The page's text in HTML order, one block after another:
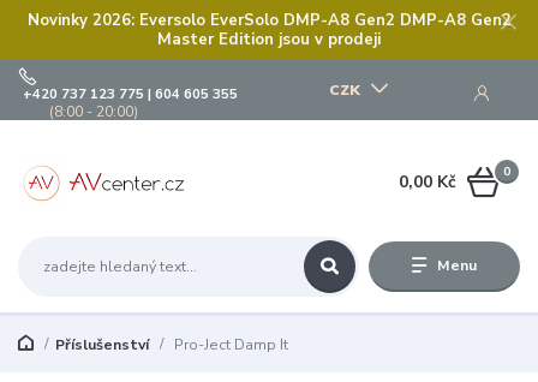
Novinky 2026: Eversolo EverSolo DMP-A8 Gen2 DMP-A8 Gen2
Master Edition jsou v prodeji
Menu
CZK
+420 737 123 775 | 604 605 355
(8:00 - 20:00)
0
0,00 Kč
Příslušenství Pro-Ject Damp It